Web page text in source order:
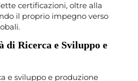
certificazioni, oltre alla
il proprio impegno verso
di Ricerca e Sviluppo e
e sviluppo e produzione